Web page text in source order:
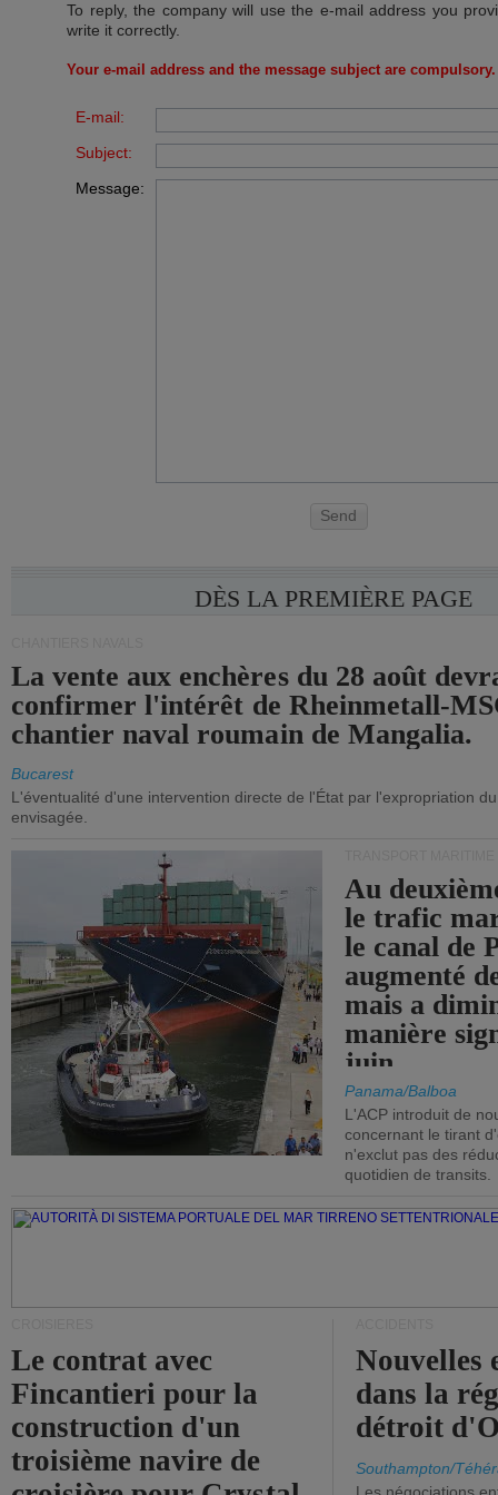
To reply, the company will use the e-mail address you
write it correctly.
Your e-mail address and the message subject are compulsory.
E-mail:
Subject:
Message:
Send
DÈS LA PREMIÈRE PAGE
La vente aux enchères du 28 août
confirmer l'intérêt de Rheinmetall-
chantier naval roumain de Mangalia.
Bucarest
L'éventualité d'une intervention directe de l'État par l'expropriation
envisagée.
Au
le trafic
le canal de
augmenté
mais a
manière
juin.
Panama/Balboa
L'ACP introduit de
concernant le tirant
n'exclut pas des
quotidien de transits.
Le contrat avec
Fincantieri pour la
construction d'un
troisième navire de
Nouvelles
dans la
détroit
Southampton/